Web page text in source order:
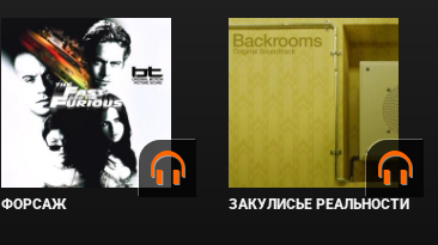
ФОРСАЖ ЗАКУЛИСЬЕ РЕАЛЬНОСТИ